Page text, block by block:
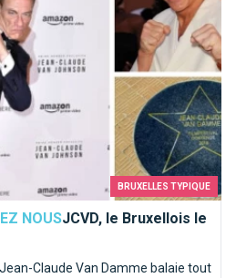
BRUXELLES TYPIQUE
NOUSJCVD, le Bruxellois le
Claude Van Damme balaie tout